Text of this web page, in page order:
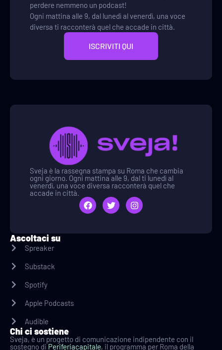
perdere nemmeno un podcast!
Ogni mattina alle 9, dal lunedì al venerdì, una voce
diversa ti racconterà quel che accade in città.
ISCRIVITI QUI
Sveja è la rassegna stampa su Roma che cambia
ogni giorno. Ogni mattina alle 9, dal ti lunedì al
venerdì, una voce diversa racconterà quel che
accade in città.
Ascoltaci su
Spreaker
Substack
Spotify
Apple Podcasts
Audible
Chi ci sostiene
Sveja, è un progetto di comunicazione indipendente con il
sostegno di Periferiacapitale, il programma per Roma della